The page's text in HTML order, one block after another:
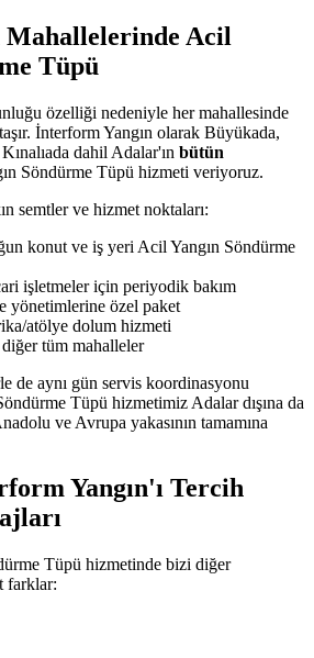
Mahallelerinde Acil
Tüpü
özelliği nedeniyle her mahallesinde
İnterform Yangın olarak Büyükada,
dahil Adalar'ın bütün
Söndürme Tüpü hizmeti veriyoruz.
semtler ve hizmet noktaları:
konut ve iş yeri Acil Yangın Söndürme
işletmeler için periyodik bakım
yönetimlerine özel paket
atölye dolum hizmeti
tüm mahalleler
de aynı gün servis koordinasyonu
Tüpü hizmetimiz Adalar dışına da
ve Avrupa yakasının tamamına
Yangın'ı Tercih
Tüpü hizmetinde bizi diğer
farklar: